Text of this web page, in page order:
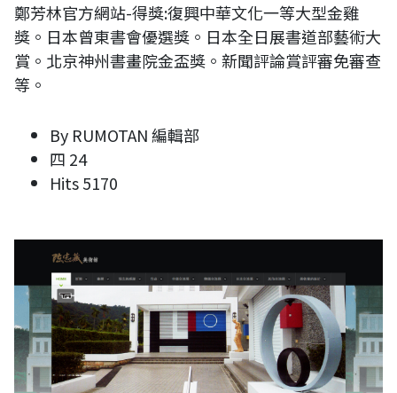
鄭芳林官方網站-得獎:復興中華文化一等大型金雞
獎。日本曾東書會優選獎。日本全日展書道部藝術大
賞。北京神州書畫院金盃獎。新聞評論賞評審免審查
等。
By RUMOTAN 編輯部
四 24
Hits5170